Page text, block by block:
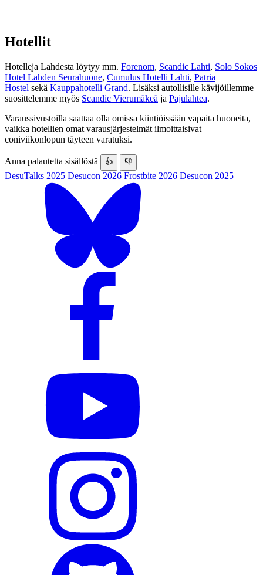
Hotellit
Hotelleja Lahdesta löytyy mm. Forenom, Scandic Lahti, Solo Sokos
Hotel Lahden Seurahuone, Cumulus Hotelli Lahti, Patria
Hostel sekä Kauppahotelli Grand. Lisäksi autollisille kävijöillemme
suosittelemme myös Scandic Vierumäkeä ja Pajulahtea.
Varaussivustoilla saattaa olla omissa kiintiöissään vapaita huoneita,
vaikka hotellien omat varausjärjestelmät ilmoittaisivat
coniviikonlopun täyteen varatuksi.
Anna palautetta sisällöstä 👍 👎
DesuTalks 2025 Desucon 2026 Frostbite 2026 Desucon 2025